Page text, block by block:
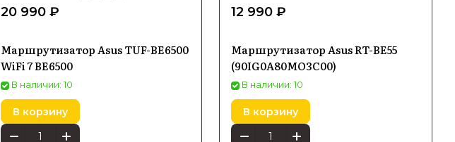
20 990 ₽
Маршрутизатор Asus TUF-BE6500
WiFi 7 BE6500
В наличии: 10
В корзину
12 990 ₽
Маршрутизатор Asus RT-BE55
(90IG0A80MO3C00)
В наличии: 10
В корзину